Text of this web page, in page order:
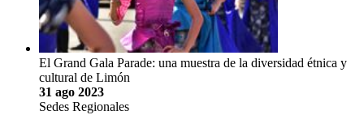
El Grand Gala Parade: una muestra de la diversidad étnica y
cultural de Limón
31 ago 2023
Sedes Regionales